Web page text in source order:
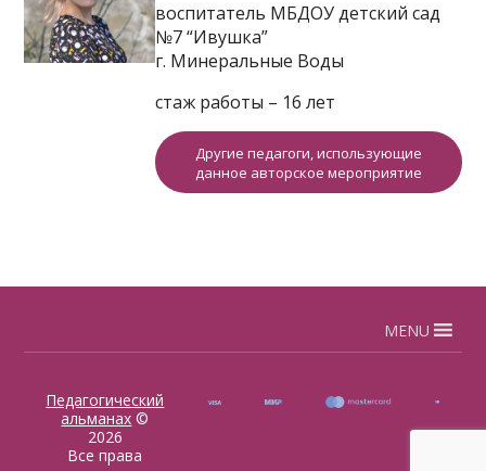
воспитатель МБДОУ детский сад
№7 “Ивушка”
г. Минеральные Воды
стаж работы – 16 лет
Другие педагоги, использующие
данное авторское мероприятие
MENU
Педагогический
альманах ©
2026
Все права